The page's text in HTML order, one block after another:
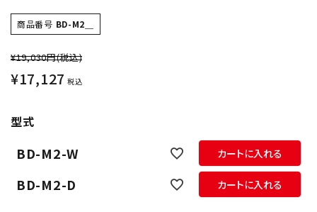
パトライトカタログ
商品番号 BD-M2＿
¥19,030円(税込)
¥17,127 税込
型式
BD-M2-W カートに入れる
BD-M2-D カートに入れる